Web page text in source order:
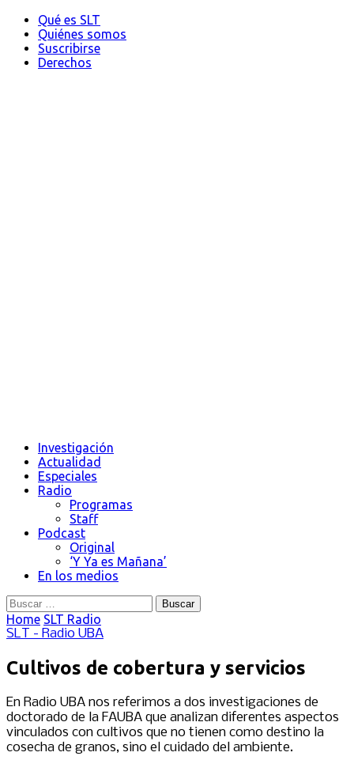
Qué es SLT
Quiénes somos
Suscribirse
Derechos
Investigación
Actualidad
Especiales
Radio
Programas
Staff
Podcast
Original
‘Y Ya es Mañana’
En los medios
Buscar:
Home SLT Radio
SLT - Radio UBA
Cultivos de cobertura y servicios
En Radio UBA nos referimos a dos investigaciones de
doctorado de la FAUBA que analizan diferentes aspectos
vinculados con cultivos que no tienen como destino la
cosecha de granos, sino el cuidado del ambiente.